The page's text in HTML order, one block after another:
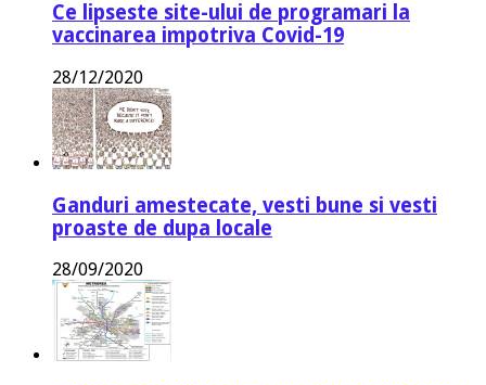
Ce lipseste site-ului de programari la
vaccinarea impotriva Covid-19
28/12/2020
Ganduri amestecate, vesti bune si vesti
proaste de dupa locale
28/09/2020